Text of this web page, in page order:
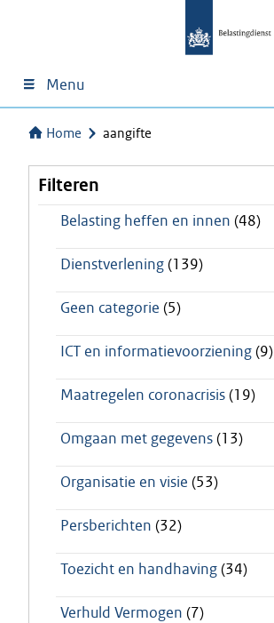
Menu
Home aangifte
Filteren
Belasting heffen en innen (48)
Dienstverlening(139)
Geen categorie (5)
ICT en informatievoorziening(9)
Maatregelen coronacrisis(19)
Omgaan met gegevens(13)
Organisatie en visie (53)
Persberichten (32)
Toezicht en handhaving(34)
Verhuld Vermogen (7)